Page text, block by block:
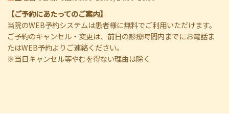
【ご予約にあたってのご案内】
当院のWEB予約システムは患者様に無料でご利用いただけます。
ご予約のキャンセル・変更は、前日の診療時間内までにお電話ま
たはWEB予約よりご連絡ください。
※当日キャンセル等やむを得ない理由は除く